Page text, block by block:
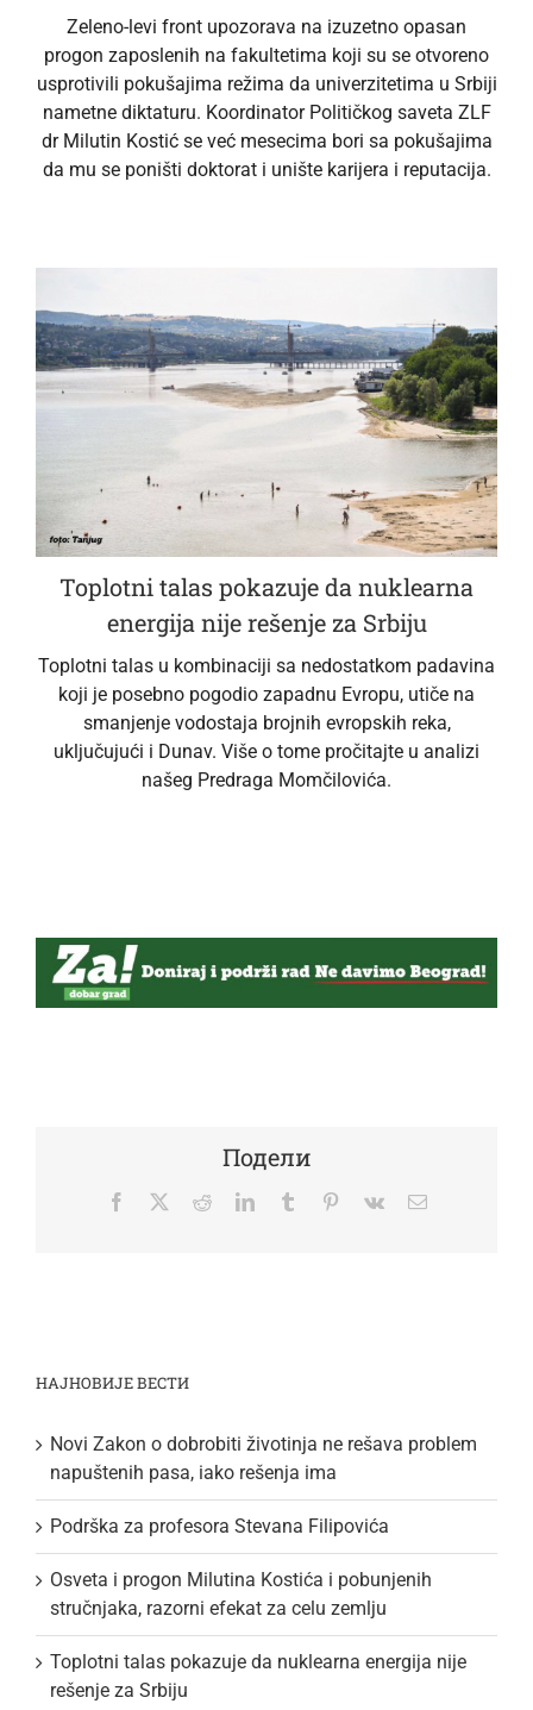
Zeleno-levi front upozorava na izuzetno opasan
progon zaposlenih na fakultetima koji su se otvoreno
usprotivili pokušajima režima da univerzitetima u Srbiji
nametne diktaturu. Koordinator Političkog saveta ZLF
dr Milutin Kostić se već mesecima bori sa pokušajima
da mu se poništi doktorat i unište karijera i reputacija.
Toplotni talas pokazuje da nuklearna
energija nije rešenje za Srbiju
Toplotni talas u kombinaciji sa nedostatkom padavina
koji je posebno pogodio zapadnu Evropu, utiče na
smanjenje vodostaja brojnih evropskih reka,
uključujući i Dunav. Više o tome pročitajte u analizi
našeg Predraga Momčilovića.
Подели
Facebook
TwitterRedditLinkedInTumblr Pinterest
Vk Email
НАЈНОВИЈЕ ВЕСТИ
Novi Zakon o dobrobiti životinja ne rešava problem
napuštenih pasa, iako rešenja ima
Podrška za profesora Stevana Filipovića
Osveta i progon Milutina Kostića i pobunjenih
stručnjaka, razorni efekat za celu zemlju
Toplotni talas pokazuje da nuklearna energija nije
rešenje za Srbiju